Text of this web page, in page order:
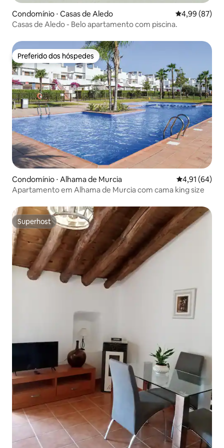
Condomínio ⋅ Casas de Aledo 4,99 de uma
4,99 (87)
Casas de Aledo - Belo apartamento com piscina.
Preferido dos hóspedes
Preferido dos hóspedes
Condomínio ⋅ Alhama de Murcia 4,91 de uma
4,91 (64)
Apartamento em Alhama de Murcia com cama king size
Superhost
Superhost